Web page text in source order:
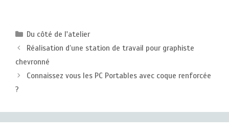
Catégories
Du côté de l'atelier
Réalisation d’une station de travail pour graphiste
chevronné
Connaissez vous les PC Portables avec coque renforcée
?